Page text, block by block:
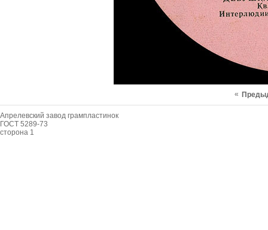
«
Апрелевский завод грампластинок
ГОСТ 5289-73
сторона 1